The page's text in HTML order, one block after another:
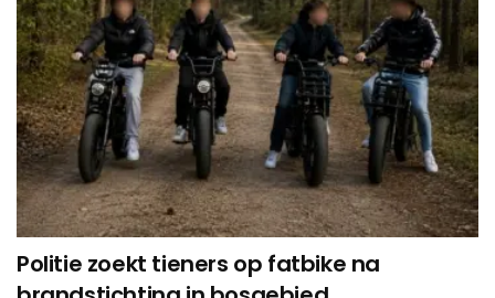
Politie zoekt tieners op fatbike na